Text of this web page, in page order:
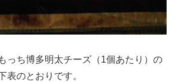
っち博多明太チーズ（1個あたり）の
表のとおりです。